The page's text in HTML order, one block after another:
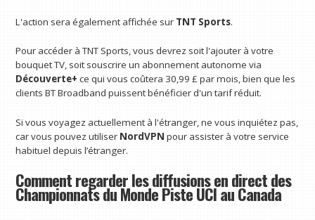
L'action sera également affichée sur TNT Sports.
Pour accéder à TNT Sports, vous devrez soit l'ajouter à votre
bouquet TV, soit souscrire un abonnement autonome via
Découverte+ ce qui vous coûtera 30,99 £ par mois, bien que les
clients BT Broadband puissent bénéficier d'un tarif réduit.
Si vous voyagez actuellement à l'étranger, ne vous inquiétez pas,
car vous pouvez utiliser NordVPN pour assister à votre service
habituel depuis l’étranger.
Comment regarder les diffusions en direct des
Championnats du Monde Piste UCI au Canada